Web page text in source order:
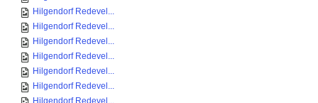
Hilgendorf Redevel...
Hilgendorf Redevel...
Hilgendorf Redevel...
Hilgendorf Redevel...
Hilgendorf Redevel...
Hilgendorf Redevel...
Hilgendorf Redevel...